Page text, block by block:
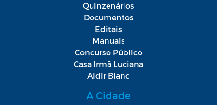
Quinzenários
Documentos
Editais
Manuais
Concurso Público
Casa Irmã Luciana
Aldir Blanc
A Cidade